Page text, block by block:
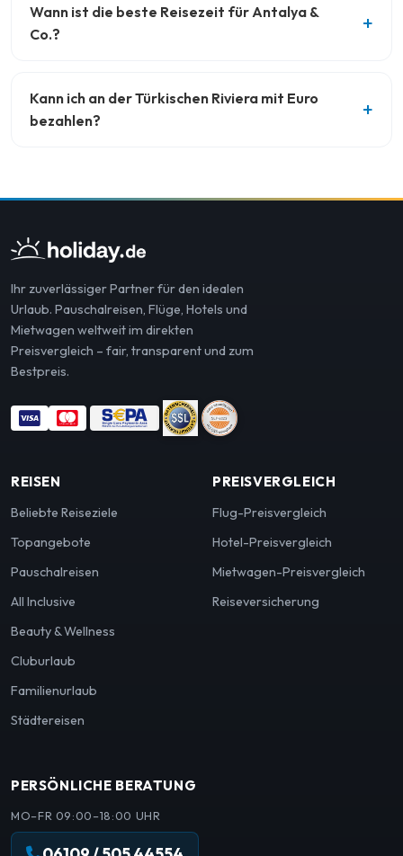
Wann ist die beste Reisezeit für Antalya &
Co.?
Kann ich an der Türkischen Riviera mit Euro
bezahlen?
Ihr zuverlässiger Partner für den idealen
Urlaub. Pauschalreisen, Flüge, Hotels und
Mietwagen weltweit im direkten
Preisvergleich – fair, transparent und zum
Bestpreis.
REISEN
Beliebte Reiseziele
Topangebote
Pauschalreisen
All Inclusive
Beauty & Wellness
Cluburlaub
Familienurlaub
Städtereisen
PREISVERGLEICH
Flug-Preisvergleich
Hotel-Preisvergleich
Mietwagen-Preisvergleich
Reiseversicherung
PERSÖNLICHE BERATUNG
MO–FR 09:00–18:00 UHR